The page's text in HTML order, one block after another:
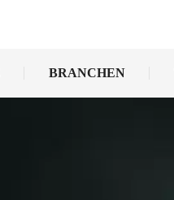
BRANCHEN